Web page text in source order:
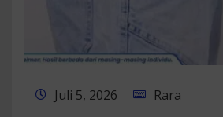
Juli 5, 2026 Rara